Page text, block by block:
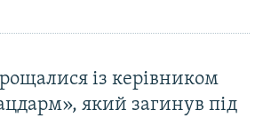
із керівником
який загинув під